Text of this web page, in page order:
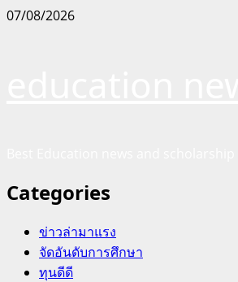
Skip
07/08/2026
Categories
ข่าวล่ามาแรง
จัดอันดับการศึกษา
ทุนดีดี